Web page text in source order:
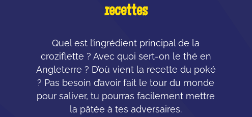
recettes
Quel est l’ingrédient principal de la
croziflette ? Avec quoi sert-on le thé en
Angleterre ? D’où vient la recette du poké
? Pas besoin d’avoir fait le tour du monde
pour saliver, tu pourras facilement mettre
la pâtée à tes adversaires.